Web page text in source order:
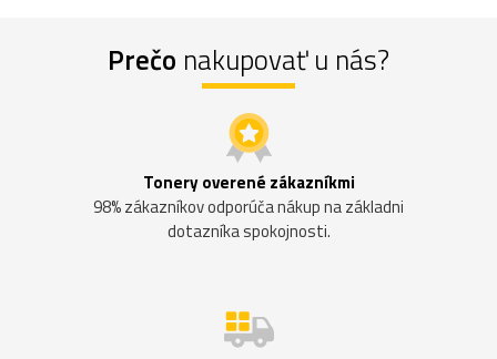
Prečo nakupovať u nás?
Tonery overené zákazníkmi
98% zákazníkov odporúča nákup na základni
dotazníka spokojnosti.